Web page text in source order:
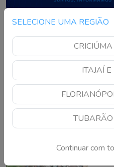
SELECIONE UMA REGIÃO
ITAJAÍ
TUBARÃO
Continuar com